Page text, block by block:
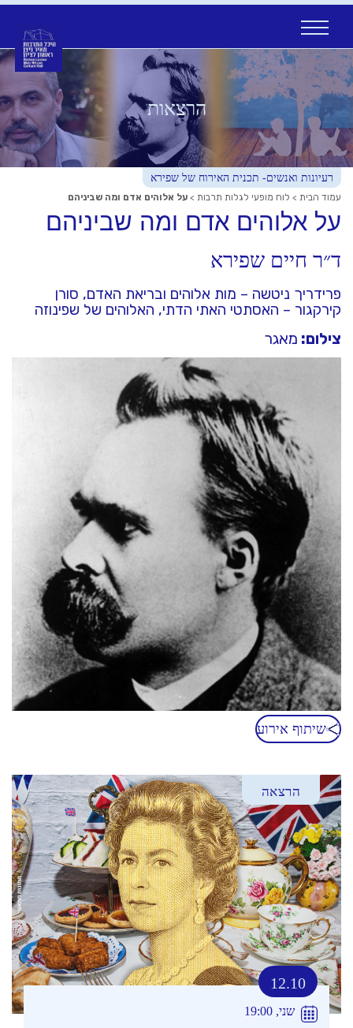
Skip
to
content
הרצאות
רעיונות ואנשים- תכנית האירוח של שפירא
עמוד הבית > לוח מופעי לגלות תרבות > על אלוהים אדם ומה שביניהם
על אלוהים אדם ומה שביניהם
ד״ר חיים שפירא
פרידריך ניטשה – מות אלוהים ובריאת האדם, סורן
קירקגור – האסתטי האתי הדתי, האלוהים של שפינוזה
צילום: מאגר
שיתוף אירוע
הרצאה
12.10
שני, 19:00